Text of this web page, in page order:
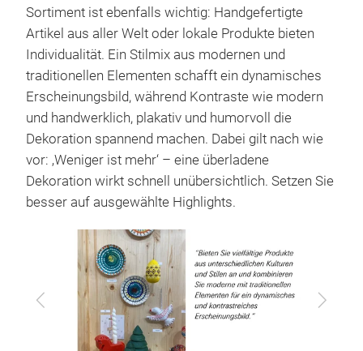
Sortiment ist ebenfalls wichtig: Handgefertigte
Artikel aus aller Welt oder lokale Produkte bieten
Individualität. Ein Stilmix aus modernen und
traditionellen Elementen schafft ein dynamisches
Erscheinungsbild, während Kontraste wie modern
und handwerklich, plakativ und humorvoll die
Dekoration spannend machen. Dabei gilt nach wie
vor: ‚Weniger ist mehr‘ – eine überladene
Dekoration wirkt schnell unübersichtlich. Setzen Sie
besser auf ausgewählte Highlights.
Zurück Vor